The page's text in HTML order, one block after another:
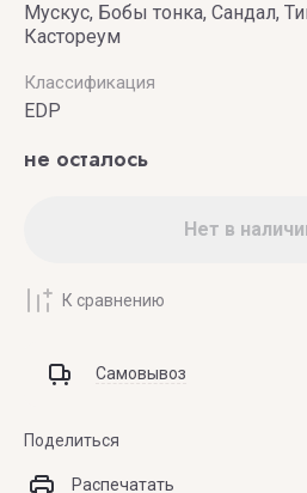
Мускус, Бобы тонка, Сандал,
Кастореум
Классификация
EDP
не осталось
Нет в
К сравнению
Самовывоз
Поделиться
Распечатать